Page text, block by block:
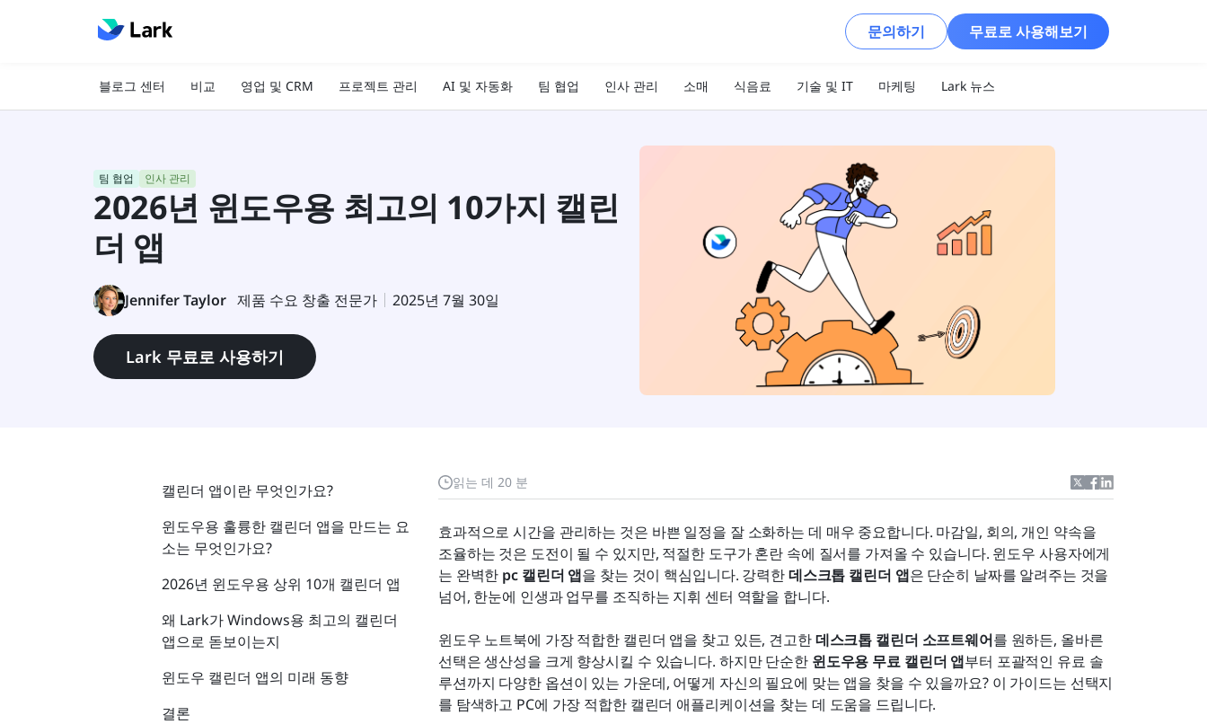
문의하기 무료로 사용해보기
블로그 센터 비교 영업 및 CRM 프로젝트 관리 AI 및 자동화 팀 협업 인사 관리 소매 식음료 기술 및 IT 마케팅 Lark 뉴스
팀 협업 인사 관리
2026년 윈도우용 최고의 10가지 캘린
더 앱
Jennifer Taylor 제품 수요 창출 전문가 2025년 7월 30일
Lark 무료로 사용하기
읽는 데 20 분
효과적으로 시간을 관리하는 것은 바쁜 일정을 잘 소화하는 데 매우 중요합니다. 마감일, 회의, 개인 약속을
조율하는 것은 도전이 될 수 있지만, 적절한 도구가 혼란 속에 질서를 가져올 수 있습니다. 윈도우 사용자에게
는 완벽한 pc 캘린더 앱을 찾는 것이 핵심입니다. 강력한 데스크톱 캘린더 앱은 단순히 날짜를 알려주는 것을
넘어, 한눈에 인생과 업무를 조직하는 지휘 센터 역할을 합니다.
윈도우 노트북에 가장 적합한 캘린더 앱을 찾고 있든, 견고한 데스크톱 캘린더 소프트웨어를 원하든, 올바른
선택은 생산성을 크게 향상시킬 수 있습니다. 하지만 단순한 윈도우용 무료 캘린더 앱부터 포괄적인 유료 솔
루션까지 다양한 옵션이 있는 가운데, 어떻게 자신의 필요에 맞는 앱을 찾을 수 있을까요? 이 가이드는 선택지
를 탐색하고 PC에 가장 적합한 캘린더 애플리케이션을 찾는 데 도움을 드립니다.
캘린더 앱이란 무엇인가요?
윈도우용 훌륭한 캘린더 앱을 만드는 요
소는 무엇인가요?
2026년 윈도우용 상위 10개 캘린더 앱
왜 Lark가 Windows용 최고의 캘린더
앱으로 돋보이는지
윈도우 캘린더 앱의 미래 동향
결론